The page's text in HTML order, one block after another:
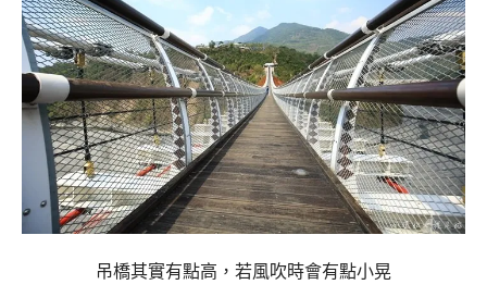
吊橋其實有點高，若風吹時會有點小晃